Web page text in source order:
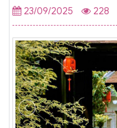
23/09/2025 228